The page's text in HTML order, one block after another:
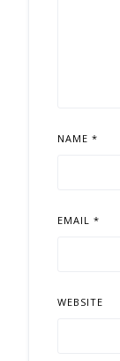
NAME *
EMAIL *
WEBSITE